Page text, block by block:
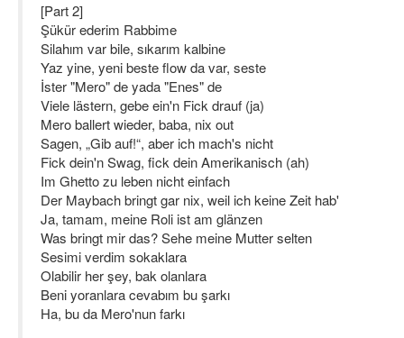
[Part 2]
Şükür ederim Rabbime
Silahım var bile, sıkarım kalbine
Yaz yine, yeni beste flow da var, seste
İster "Mero" de yada "Enes" de
Viele lästern, gebe ein'n Fick drauf (ja)
Mero ballert wieder, baba, nix out
Sagen, „Gib auf!“, aber ich mach's nicht
Fick dein'n Swag, fick dein Amerikanisch (ah)
Im Ghetto zu leben nicht einfach
Der Maybach bringt gar nix, weil ich keine Zeit hab'
Ja, tamam, meine Roli ist am glänzen
Was bringt mir das? Sehe meine Mutter selten
Sesimi verdim sokaklara
Olabilir her şey, bak olanlara
Beni yoranlara cevabım bu şarkı
Ha, bu da Mero'nun farkı